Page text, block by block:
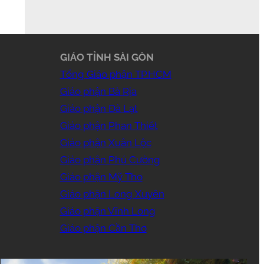
GIÁO TỈNH SÀI GÒN
Tổng Giáo phận TP.HCM
Giáo phận Bà Rịa
Giáo phận Đà Lạt
Giáo phận Phan Thiết
Giáo phận Xuân Lộc
Giáo phận Phú Cường
Giáo phận Mỹ Tho
Giáo phận Long Xuyên
Giáo phận Vĩnh Long
Giáo phận Cần Thơ